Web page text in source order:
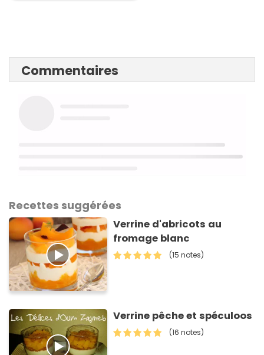
Commentaires
Recettes suggérées
Verrine d'abricots au
fromage blanc
(15 notes)
Verrine pêche et spéculoos
(16 notes)